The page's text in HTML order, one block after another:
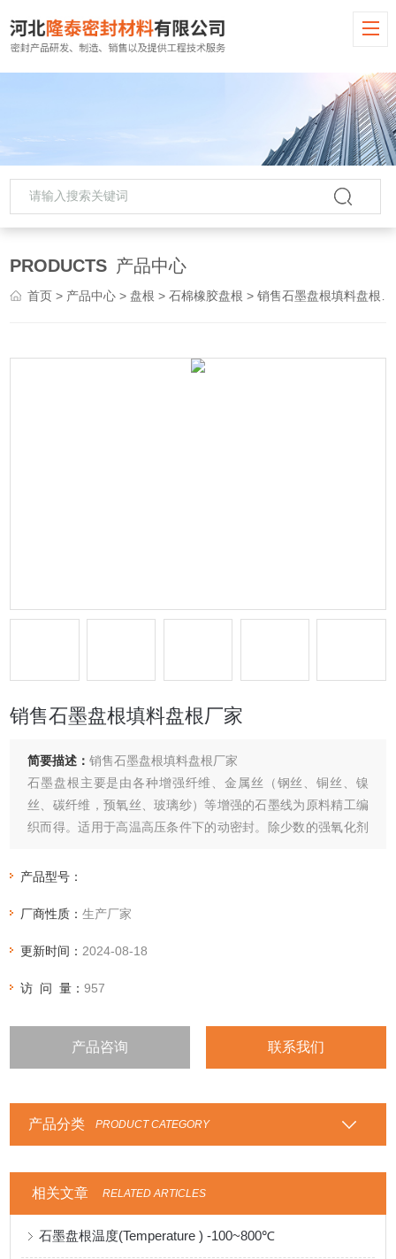
PRODUCTS 产品中心
首页 > 产品中心 > 盘根 >石棉橡胶盘根 > 销售石墨盘根填料盘根厂家
销售石墨盘根填料盘根厂家
简要描述：销售石墨盘根填料盘根厂家
石墨盘根主要是由各种增强纤维、金属丝（钢丝、铜丝、镍
丝、碳纤维，预氧丝、玻璃纱）等增强的石墨线为原料精工编
织而得。适用于高温高压条件下的动密封。除少数的强氧化剂
氢化合物、低温液体等介质，主要 用于高温、高压、耐腐蚀介
产品型号：
厂商性质：生产厂家
更新时间： 2024-08-18
访 问 量：957
产品咨询 联系我们
产品分类 PRODUCT CATEGORY
相关文章 RELATED ARTICLES
石墨盘根温度(Temperature ) -100~800℃